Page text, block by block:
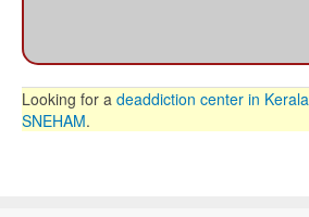
Looking for a deaddiction center in Kerala
SNEHAM.